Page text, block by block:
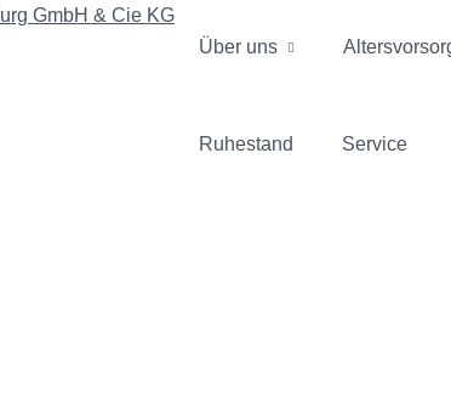
Über uns
Ruhestand Service